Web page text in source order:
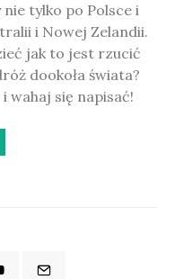
tylko po Polsce i
i Nowej Zelandii.
jak to jest rzucić
dookoła świata?
wahaj się napisać!